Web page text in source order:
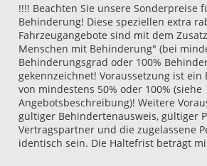
!!!! Beachten Sie unsere Sonderpreise
Behinderung! Diese speziellen extra
Fahrzeugangebote sind mit dem
Menschen mit Behinderung" (bei
Behinderungsgrad oder 100%
gekennzeichnet! Voraussetzung ist
von mindestens 50% oder 100% (siehe
Angebotsbeschreibung)! Weitere
gültiger Behindertenausweis, gültiger
Vertragspartner und die zugelassene
identisch sein. Die Haltefrist beträgt